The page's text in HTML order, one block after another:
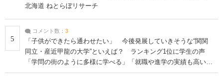
北海道 ねとらぼリサーチ
5
コメント数： 3
「子供ができたら通わせたい」 今後発展していきそうな“関関
同立・産近甲龍の大学”といえば？ ランキング1位に学生の声
「学問の街のように多様に学べる」「就職や進学の実績も高い」
| 大学 ねとらぼリサーチ